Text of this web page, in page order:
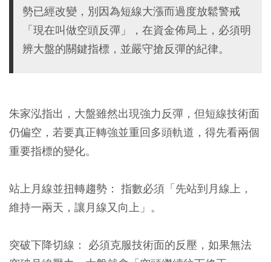
勢已經改變，別因為短線大漲而過度放鬆警戒
「現在叫做空頭反彈」，在資金佈局上，必須明
辨大盤的關鍵指標，並嚴守搶反彈的紀律。
朱家泓指出，大盤雖然出現強力反彈，但短線技術面
仍偏空，若要真正轉強並重回多頭軌道，得先看兩個
重要指標的變化。
站上月線並扭轉趨勢： 指數必須「先站到月線上，
維持一兩天，讓月線又向上」。
突破下降切線： 必須克服技術面的反壓，如果無法